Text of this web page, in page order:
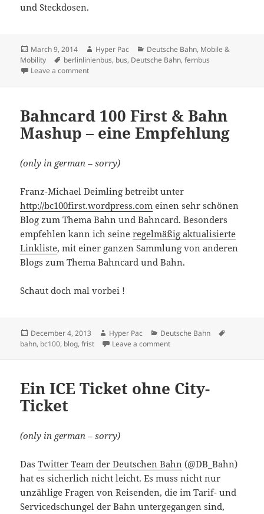
und Steckdosen.
Posted
on
March 9, 2014 Author
Hyper Pac Categories
Deutsche Bahn, Mobile &
Mobility
Tags
berlinlinienbus, bus, Deutsche Bahn,fernbus
Leave a commenton Eine Busfahrt die ist lustig, eine Busfahrt die ist
Bahncard 100 First & Bahn
Mashup – eine Empfehlung
(only in german – sorry)
Franz-Michael Deimling betreibt unter
http://bc100first.wordpress.com einen sehr schönen
Blog zum Thema Bahn und Bahncard. Besonders
empfehlen kann ich seineregelmäßig aktualisierte
Linkliste, mit einer ganzen Sammlung von anderen
Blogs zum Thema Bahncard und Bahn.
Schaut doch mal vorbei !
Posted
on
December 4, 2013 Author
Hyper Pac Categories
Deutsche Bahn
bahn, bc100, blog,frist Leave a commenton Bahncard 100 First &
Ein ICE Ticket ohne City-
Ticket
(only in german – sorry)
DasTwitter Team der Deutschen Bahn (@DB_Bahn)
hat es sicherlich nicht leicht. Es muss nicht nur
unzählige Fragen von Reisenden, die im Tarif- und
Servicedschungel der Bahn untergegangen sind,